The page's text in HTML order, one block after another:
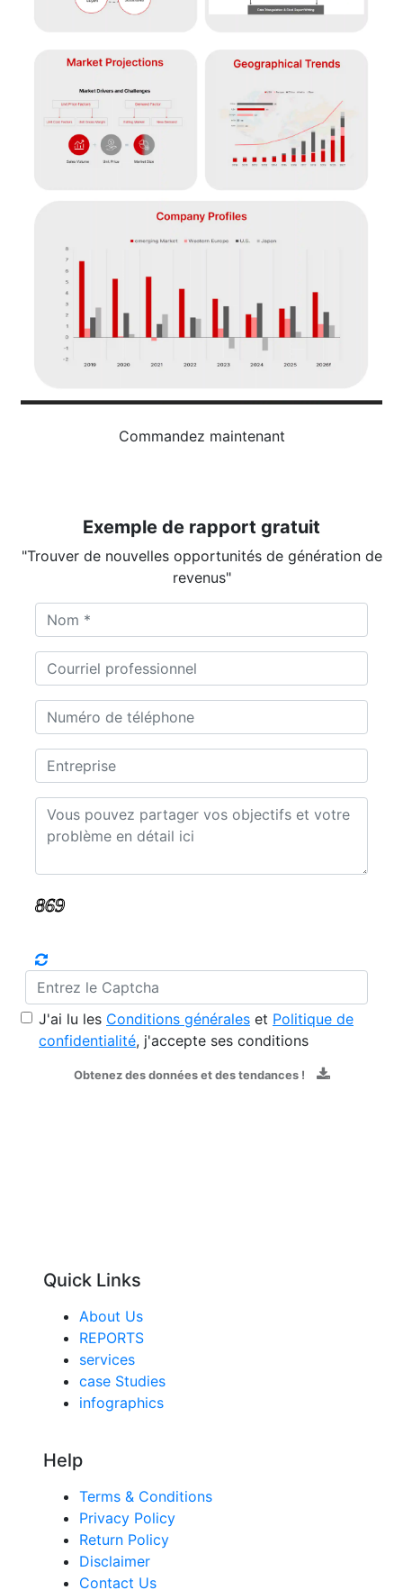
Commandez maintenant
Exemple de rapport gratuit
"Trouver de nouvelles opportunités de génération de
revenus"
J'ai lu les Conditions générales et Politique de
confidentialité, j'accepte ses conditions
Obtenez des données et des tendances !
Quick Links
About Us
REPORTS
services
case Studies
infographics
Help
Terms & Conditions
Privacy Policy
Return Policy
Disclaimer
Contact Us